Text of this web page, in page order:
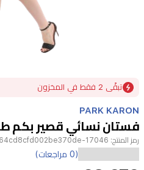
1
تبقًى 2 فقط في المخزون
PARK KARON
فستان نسائي قصير بكم
رمز المنتج: 17046-64d89064cd8cfd002be370de
(0 مراجعات)